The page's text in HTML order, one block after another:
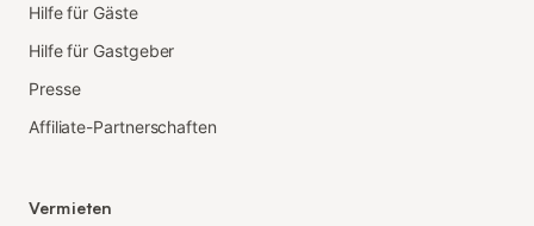
Hilfe für Gäste
Hilfe für Gastgeber
Presse
Affiliate-Partnerschaften
Vermieten